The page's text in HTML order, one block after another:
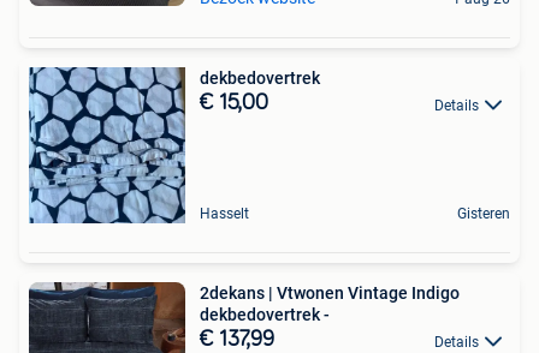
dekbedovertrek
€ 15,00 Details
Hasselt Gisteren
2dekans | Vtwonen Vintage Indigo
dekbedovertrek -
€ 137,99 Details